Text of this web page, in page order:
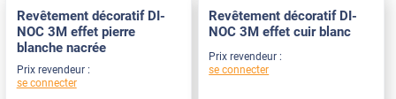
Revêtement décoratif DI-
NOC 3M effet pierre
blanche nacrée
Prix revendeur :
se connecter
Revêtement décoratif DI-
NOC 3M effet cuir blanc
Prix revendeur :
se connecter